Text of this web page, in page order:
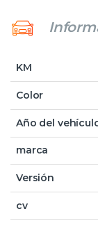
KM
Color
Año del
marca
Versión
cv